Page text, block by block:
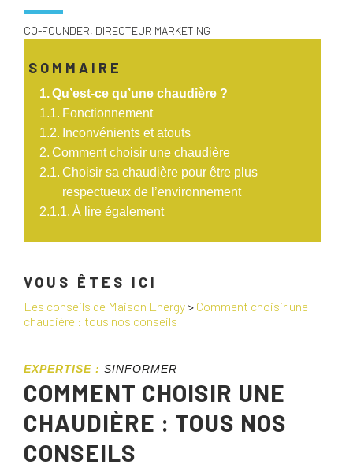
CO-FOUNDER, DIRECTEUR MARKETING
SOMMAIRE
Qu’est-ce qu’une chaudière ?
Fonctionnement
Inconvénients et atouts
Comment choisir une chaudière
Choisir sa chaudière pour être plus
respectueux de l’environnement
À lire également
VOUS ÊTES ICI
Les conseils de Maison Energy> Comment choisir une
chaudière : tous nos conseils
EXPERTISE : SINFORMER
COMMENT CHOISIR UNE
CHAUDIÈRE : TOUS NOS
CONSEILS